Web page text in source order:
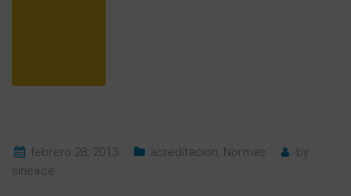
febrero 28, 2013 acreditacion, Normas
by
sineace